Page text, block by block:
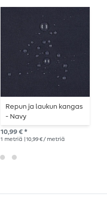
Repun ja laukun kangas
- Navy
10,99 € *
1 metriä | 10,99 € / metriä